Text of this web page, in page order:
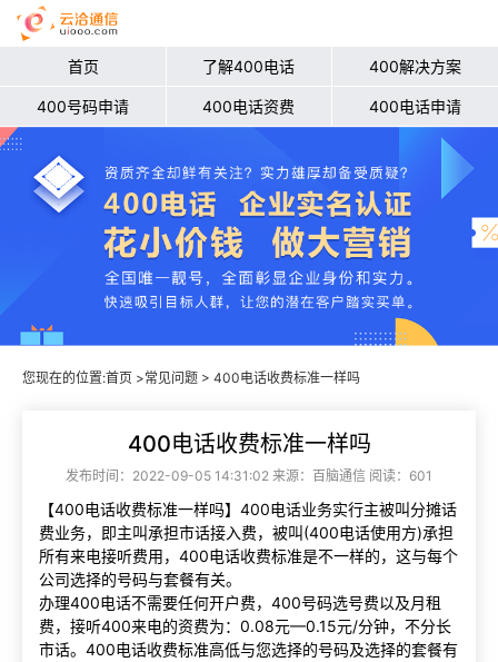
首页 了解400电话 400解决方案
400号码申请 400电话资费 400电话申请
您现在的位置:首页 >常见问题 > 400电话收费标准一样吗
400电话收费标准一样吗
发布时间：2022-09-05 14:31:02 来源：百脑通信 阅读：601
【400电话收费标准一样吗】400电话业务实行主被叫分摊话
费业务，即主叫承担市话接入费，被叫(400电话使用方)承担
所有来电接听费用，400电话收费标准是不一样的，这与每个
公司选择的号码与套餐有关。
办理400电话不需要任何开户费，400号码选号费以及月租
费，接听400来电的资费为：0.08元—0.15元/分钟，不分长
市话。400电话收费标准高低与您选择的号码及选择的套餐有